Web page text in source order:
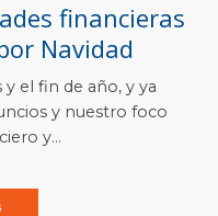
financieras
Navidad
y el fin de año, y ya
y nuestro foco
y...